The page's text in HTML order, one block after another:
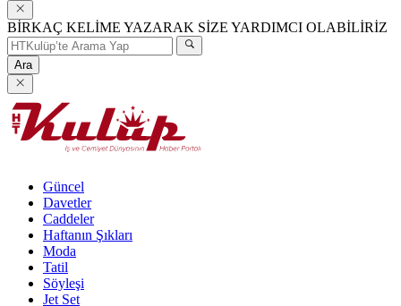
BİRKAÇ KELİME YAZARAK SİZE YARDIMCI OLABİLİRİZ
Ara
Güncel
Davetler
Caddeler
Haftanın Şıkları
Moda
Tatil
Söyleşi
Jet Set